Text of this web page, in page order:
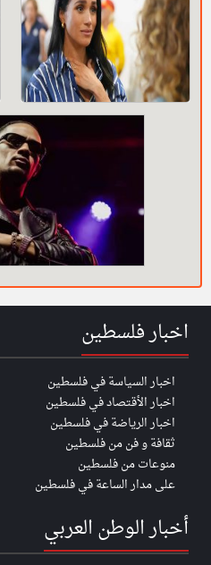
اخبار فلسطين
اخبار السياسة في فلسطين
اخبار الأقتصاد في فلسطين
اخبار الرياضة في فلسطين
ثقافة و فن من فلسطين
منوعات من فلسطين
على مدار الساعة في فلسطين
أخبار الوطن العربي